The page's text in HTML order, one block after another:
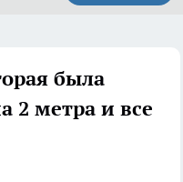
была
2 метра и все